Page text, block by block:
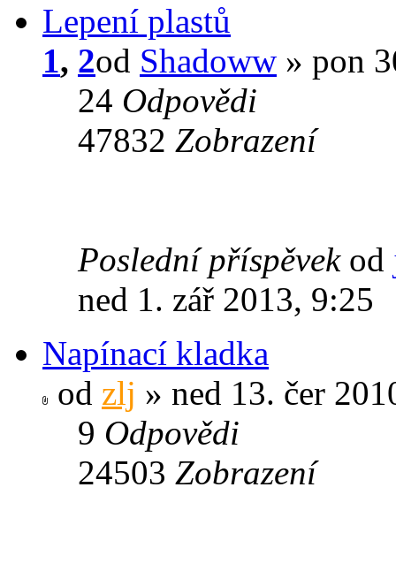
Lepení plastů
1, 2od Shadoww » pon
24 Odpovědi
47832 Zobrazení
Poslední příspěvek od
ned 1. zář 2013, 9:25
Napínací kladka
od zlj » ned 13. čer
9 Odpovědi
24503 Zobrazení